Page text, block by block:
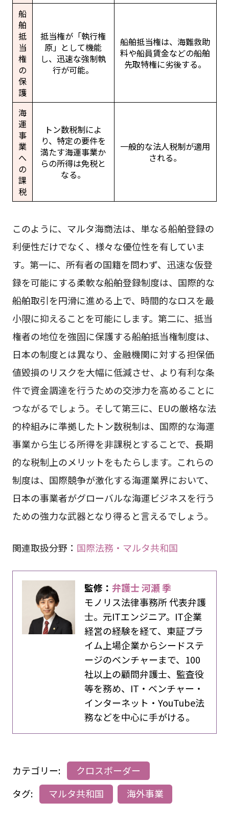
船
舶
抵
当
権
の
保
護
抵当権が「執行権
原」として機能
し、迅速な強制執
行が可能。
船舶抵当権は、海難救助
料や船員賃金などの船舶
先取特権に劣後する。
海
運
事
業
へ
の
課
税
トン数税制によ
り、特定の要件を
満たす海運事業か
らの所得は免税と
なる。
一般的な法人税制が適用
される。
このように、マルタ海商法は、単なる船舶登録の
利便性だけでなく、様々な優位性を有していま
す。第一に、所有者の国籍を問わず、迅速な仮登
録を可能にする柔軟な船舶登録制度は、国際的な
船舶取引を円滑に進める上で、時間的なロスを最
小限に抑えることを可能にします。第二に、抵当
権者の地位を強固に保護する船舶抵当権制度は、
日本の制度とは異なり、金融機関に対する担保価
値毀損のリスクを大幅に低減させ、より有利な条
件で資金調達を行うための交渉力を高めることに
つながるでしょう。そして第三に、EUの厳格な法
的枠組みに準拠したトン数税制は、国際的な海運
事業から生じる所得を非課税とすることで、長期
的な税制上のメリットをもたらします。これらの
制度は、国際競争が激化する海運業界において、
日本の事業者がグローバルな海運ビジネスを行う
ための強力な武器となり得ると言えるでしょう。
関連取扱分野： 国際法務・マルタ共和国
監修：弁護士 河瀬 季
モノリス法律事務所 代表弁護
士。元ITエンジニア。IT企業
経営の経験を経て、東証プラ
イム上場企業からシードステ
ージのベンチャーまで、100
社以上の顧問弁護士、監査役
等を務め、IT・ベンチャー・
インターネット・YouTube法
務などを中心に手がける。
カテゴリー:
クロスボーダー
タグ:
マルタ共和国 海外事業